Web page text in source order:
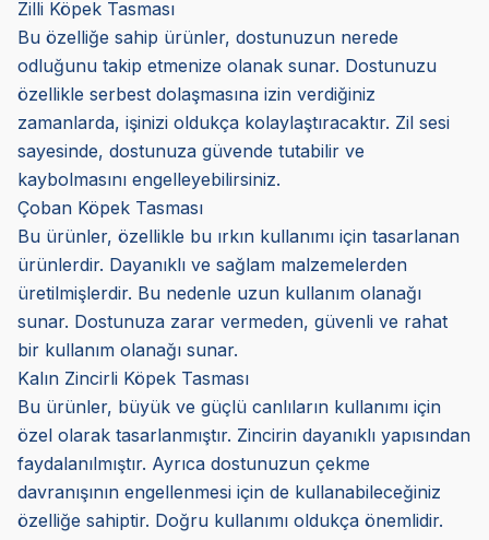
Zilli Köpek Tasması
Bu özelliğe sahip ürünler, dostunuzun nerede
odluğunu takip etmenize olanak sunar. Dostunuzu
özellikle serbest dolaşmasına izin verdiğiniz
zamanlarda, işinizi oldukça kolaylaştıracaktır. Zil sesi
sayesinde, dostunuza güvende tutabilir ve
kaybolmasını engelleyebilirsiniz.
Çoban Köpek Tasması
Bu ürünler, özellikle bu ırkın kullanımı için tasarlanan
ürünlerdir. Dayanıklı ve sağlam malzemelerden
üretilmişlerdir. Bu nedenle uzun kullanım olanağı
sunar. Dostunuza zarar vermeden, güvenli ve rahat
bir kullanım olanağı sunar.
Kalın Zincirli Köpek Tasması
Bu ürünler, büyük ve güçlü canlıların kullanımı için
özel olarak tasarlanmıştır. Zincirin dayanıklı yapısından
faydalanılmıştır. Ayrıca dostunuzun çekme
davranışının engellenmesi için de kullanabileceğiniz
özelliğe sahiptir. Doğru kullanımı oldukça önemlidir.